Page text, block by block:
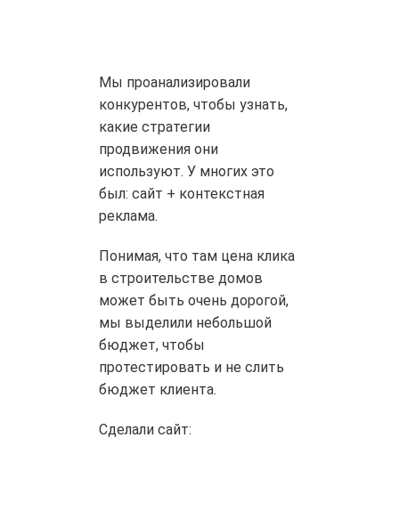
Мы проанализировали
конкурентов, чтобы узнать,
какие стратегии
продвижения они
используют. У многих это
был: сайт + контекстная
реклама.
Понимая, что там цена клика
в строительстве домов
может быть очень дорогой,
мы выделили небольшой
бюджет, чтобы
протестировать и не слить
бюджет клиента.
Сделали сайт: